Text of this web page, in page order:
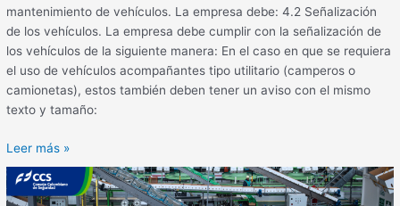
mantenimiento de vehículos. La empresa debe: 4.2 Señalización
de los vehículos. La empresa debe cumplir con la señalización de
los vehículos de la siguiente manera: En el caso en que se requiera
el uso de vehículos acompañantes tipo utilitario (camperos o
camionetas), estos también deben tener un aviso con el mismo
texto y tamaño:
Leer más »
Amputación
violenta